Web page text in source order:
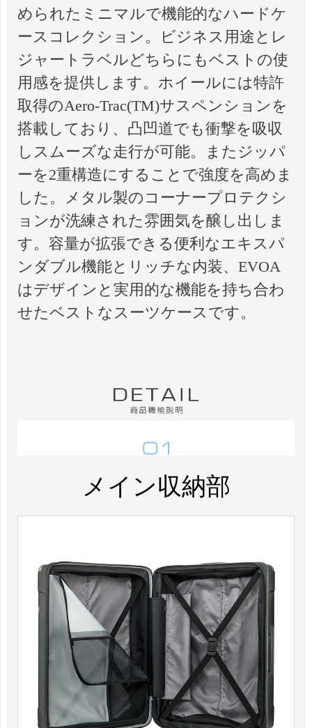
められたミニマルで機能的なハードケ
ースコレクション。ビジネス用途とレ
ジャートラベルどちらにもベストの使
用感を提供します。ホイールには特許
取得のAero-Trac(TM)サスペンションを
搭載しており、凸凹道でも衝撃を吸収
しスムーズな走行が可能。またジッパ
ーを2重構造にすることで強度を高めま
した。メタル製のコーナープロテクシ
ョンが洗練された雰囲気を醸し出しま
す。容量が拡張できる便利なエキスパ
ンダブル機能とリッチな内装、EVOA
はデザインと実用的な機能を持ち合わ
せたベストなスーツケースです。
メイン収納部